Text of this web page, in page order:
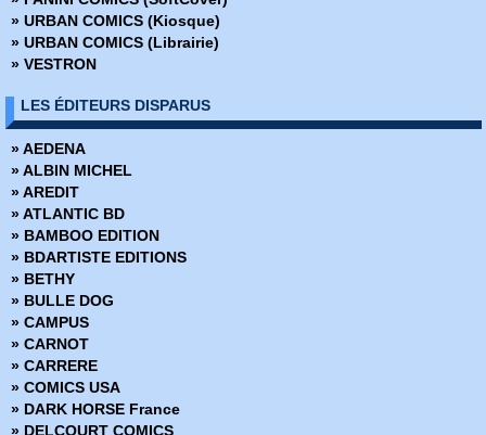
» Batman (2005-2007)
» Batman et Superman (2005)
» Batman Extra (2005)
» Batman Hors Série (2005)
» Batman Universe Extra
» Batman Universe Hors Série
» Brightest Day
» Cable
» Civil War (2007)
» Civil War Extra (2007)
» Civil War II (2017)
» Civil War II Extra (2017)
» Conan (1997-1999)
» Conan le barbare (1999)
» Daredevil
» Dark Reign
» Dark Reign - Hors Série
» Dark Reign Saga
» DC Heroes
» URBAN COMICS (Kiosque)
» URBAN COMICS (Librairie)
» VESTRON
LES ÉDITEURS DISPARUS
» AEDENA
» ALBIN MICHEL
» AREDIT
» ATLANTIC BD
» BAMBOO EDITION
» BDARTISTE EDITIONS
» BETHY
» BULLE DOG
» CAMPUS
» CARNOT
» CARRERE
» COMICS USA
» DARK HORSE France
» DELCOURT COMICS